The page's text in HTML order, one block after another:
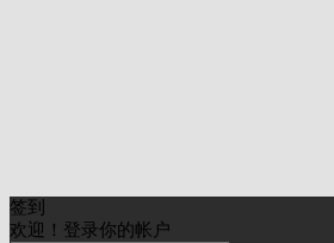
签到
欢迎！登录你的帐户